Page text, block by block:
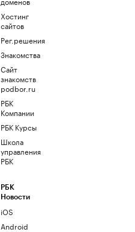
Хостинг
сайтов
Рег.решения
Знакомства
Сайт
знакомств
podbor.ru
РБК
Компании
РБК Курсы
Школа
управления
РБК
РБК
Новости
iOS
Android